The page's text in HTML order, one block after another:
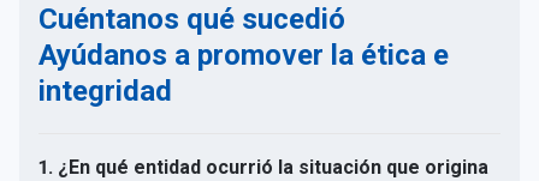
Cuéntanos qué sucedió
Ayúdanos a promover la ética e
integridad
1. ¿En qué entidad ocurrió la situación que origina